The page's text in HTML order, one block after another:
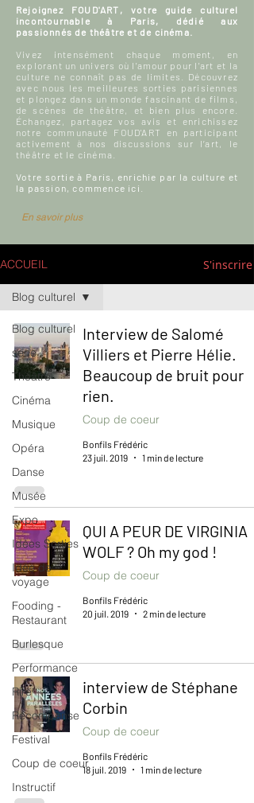
Rejoignez FOUD'ART, votre guide culturel
incontournable à Paris, dédié aux
passionnés de théâtre et de cinéma.
Vivez intensément chaque moment, en
explorant un univers où l'amour pour l'art et la
culture ne connaît pas de limites. Découvrez
avec nous les meilleures sorties parisiennes
et plongez dans un monde fascinant de films,
de scènes de théâtre, et bien plus encore.
Échangez, partagez vos avis et enrichissez
notre communauté FOUD'ART en participant
activement à nos discussions sur l’art, le
théâtre et le cinéma.
Votre sortie à Paris, enrichie par la culture et
la passion, commence ici.
En savoir plus
ACCUEIL S'inscrire
Blog culturel
serie
Théâtre
Cinéma
Musique
Opéra
Danse
Musée
Expo
Idées Sorties
Idée de
voyage
Fooding -
Restaurant
Burlesque
Performance
Rire
Récompense
Festival
Coup de coeur
Instructif
Blog culturel
Interview de Salomé
Villiers et Pierre Hélie.
Beaucoup de bruit pour
rien.
Coup de coeur
Bonfils Frédéric
23 juil. 2019
1 min de lecture
QUI A PEUR DE VIRGINIA
WOLF ? Oh my god !
Coup de coeur
Bonfils Frédéric
20 juil. 2019
2 min de lecture
interview de Stéphane
Corbin
Coup de coeur
Bonfils Frédéric
18 juil. 2019
1 min de lecture